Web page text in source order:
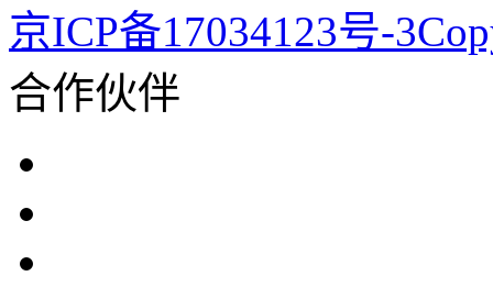
京ICP备17034123号-
合作伙伴